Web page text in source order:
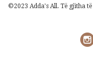
©2023 Adda's All. Të gjitha